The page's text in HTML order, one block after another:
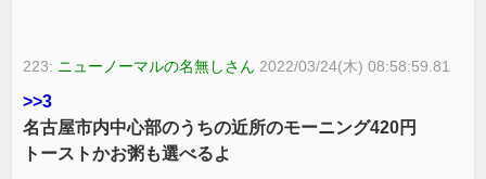
223: ニューノーマルの名無しさん 2022/03/24(木) 08:58:59.81
>>3
名古屋市内中心部のうちの近所のモーニング420円
トーストかお粥も選べるよ